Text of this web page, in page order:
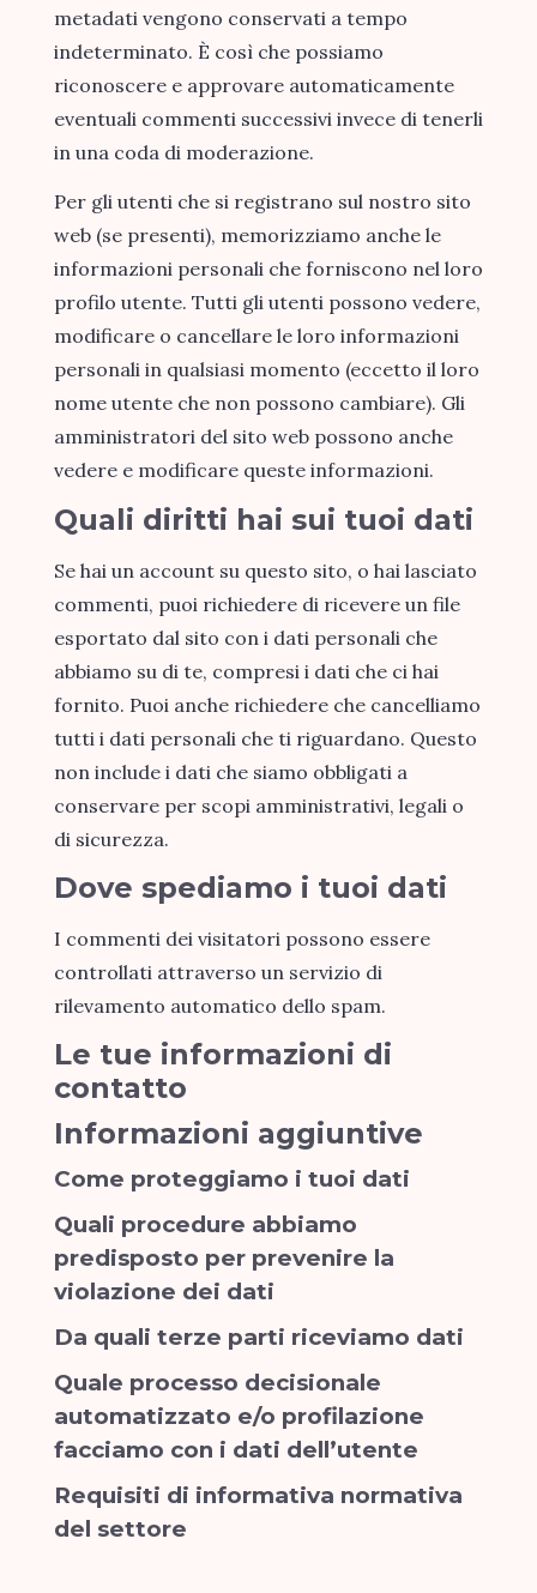
metadati vengono conservati a tempo
indeterminato. È così che possiamo
riconoscere e approvare automaticamente
eventuali commenti successivi invece di tenerli
in una coda di moderazione.
Per gli utenti che si registrano sul nostro sito
web (se presenti), memorizziamo anche le
informazioni personali che forniscono nel loro
profilo utente. Tutti gli utenti possono vedere,
modificare o cancellare le loro informazioni
personali in qualsiasi momento (eccetto il loro
nome utente che non possono cambiare). Gli
amministratori del sito web possono anche
vedere e modificare queste informazioni.
Quali diritti hai sui tuoi dati
Se hai un account su questo sito, o hai lasciato
commenti, puoi richiedere di ricevere un file
esportato dal sito con i dati personali che
abbiamo su di te, compresi i dati che ci hai
fornito. Puoi anche richiedere che cancelliamo
tutti i dati personali che ti riguardano. Questo
non include i dati che siamo obbligati a
conservare per scopi amministrativi, legali o
di sicurezza.
Dove spediamo i tuoi dati
I commenti dei visitatori possono essere
controllati attraverso un servizio di
rilevamento automatico dello spam.
Le tue informazioni di
contatto
Informazioni aggiuntive
Come proteggiamo i tuoi dati
Quali procedure abbiamo
predisposto per prevenire la
violazione dei dati
Da quali terze parti riceviamo dati
Quale processo decisionale
automatizzato e/o profilazione
facciamo con i dati dell’utente
Requisiti di informativa normativa
del settore